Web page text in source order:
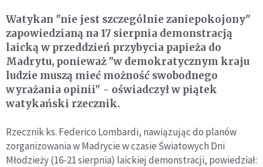
Watykan "nie jest szczególnie zaniepokojony"
zapowiedzianą na 17 sierpnia demonstracją
laicką w przeddzień przybycia papieża do
Madrytu, ponieważ "w demokratycznym kraju
ludzie muszą mieć możność swobodnego
wyrażania opinii" - oświadczył w piątek
watykański rzecznik.
Rzecznik ks. Federico Lombardi, nawiązując do planów
zorganizowania w Madrycie w czasie Światowych Dni
Młodzieży (16-21 sierpnia) laickiej demonstracji, powiedział: